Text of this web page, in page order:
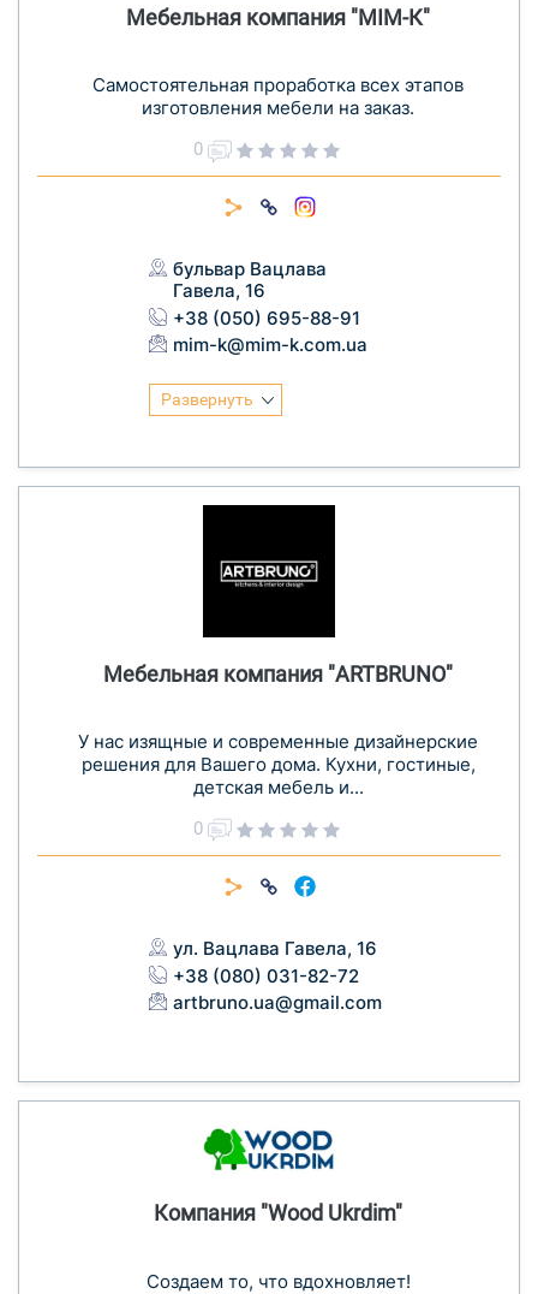
Мебельная компания "МІМ-К"
Cамостоятельная проработка всех этапов
изготовления мебели на заказ.
0
бульвар Вацлава
Гавела, 16
+38 (050) 695-88-91
mim-k@mim-k.com.ua
Развернуть
Мебельная компания "ARTBRUNO"
У нас изящные и современные дизайнерские
решения для Вашего дома. Кухни, гостиные,
детская мебель и...
0
ул. Вацлава Гавела, 16
+38 (080) 031-82-72
artbruno.ua@gmail.com
Компания "Wood Ukrdim"
Создаем то, что вдохновляет!